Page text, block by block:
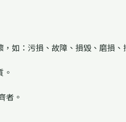
如：污損、故障、損毀、磨損、
者。